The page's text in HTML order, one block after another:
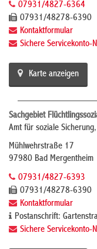
07931/4827-6364
07931/48278-6390
Kontaktformular
Sichere Servicekonto-
Karte anzeigen
Sachgebiet
Amt für soziale
Mühlwehrstraße 17
97980 Bad Mergentheim
07931/4827-6393
07931/48278-6390
Kontaktformular
Postanschrift:
Sichere Servicekonto-